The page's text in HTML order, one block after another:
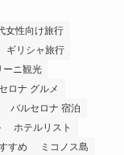
女性向け旅行
ギリシャ旅行
ーニ観光
ロナ グルメ
バルセロナ 宿泊
ホテルリスト
すめ
ミコノス島